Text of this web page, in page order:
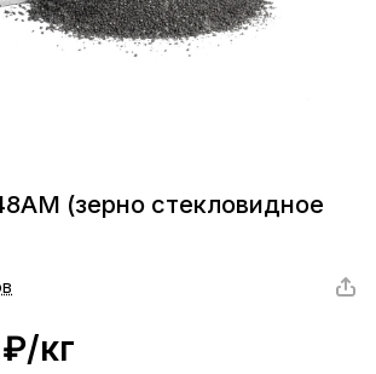
(зерно стекловидное
₽/кг